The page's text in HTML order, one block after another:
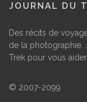
JOURNAL DU
Des récits de
de la photographie.
Trek pour vous
© 2007-2099